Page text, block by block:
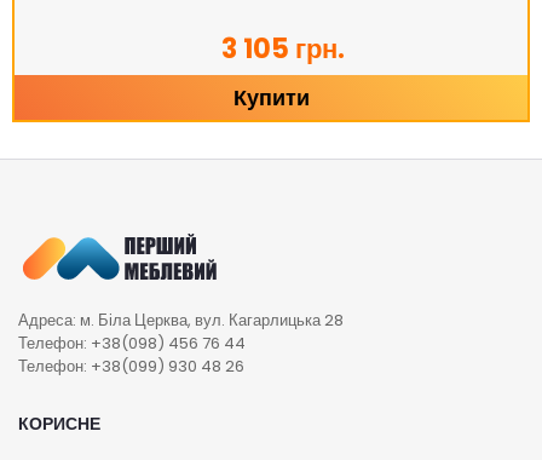
3 105 грн.
Купити
Адреса: м. Біла Церква, вул. Кагарлицька 28
Телефон: +38(098) 456 76 44
Телефон: +38(099) 930 48 26
КОРИСНЕ